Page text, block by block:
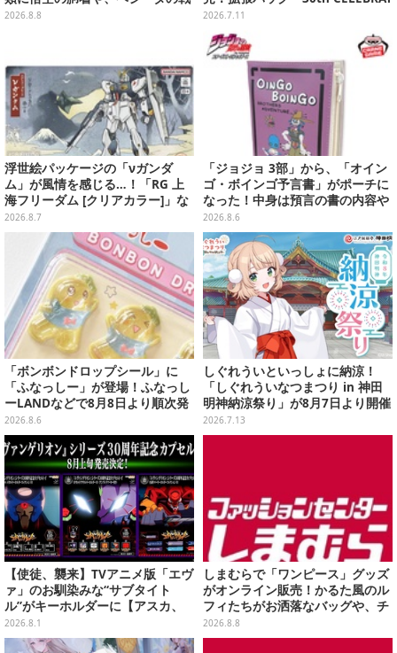
闘服を大胆デザイン
2026.8.8
ION」と「エーフィ・ブラッキー
セット」が対象
2026.7.11
浮世絵パッケージの「νガンダ
ム」が風情を感じる…！「RG 上
海フリーダム [クリアカラー]」な
どガンプラ2商品が8月順次発売
2026.8.7
「ジョジョ 3部」から、「オイン
ゴ・ボインゴ予言書」がポーチに
なった！中身は預言の書の内容や
アニメ総柄デザインをプリント
2026.8.6
「ボンボンドロップシール」に
「ふなっしー」が登場！ふなっし
ーLANDなどで8月8日より順次発
売
2026.8.6
しぐれういといっしょに納涼！
「しぐれういなつまつり in 神田
明神納涼祭り」が8月7日より開催
決定
2026.7.13
【使徒、襲来】TVアニメ版「エヴ
ァ」のお馴染みな“サブタイト
ル”がキーホルダーに【アスカ、
来日】
2026.8.1
しまむらで「ワンピース」グッズ
がオンライン販売！かるた風のル
フィたちがお洒落なバッグや、チ
ョッパーが可愛いサンダルも
2026.8.8